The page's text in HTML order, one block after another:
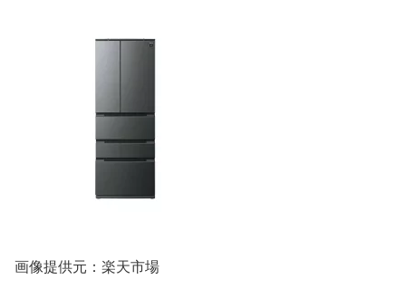
画像提供元：楽天市場